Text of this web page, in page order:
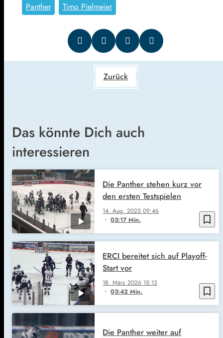
Panther
Timo Pielmeier
Zurück
Das könnte Dich auch
interessieren
bookmark_border
14. Aug. 202509:46
03:17 Min.
Die Panther stehen kurz vor
den ersten Testspielen
bookmark_border
18. März 2026 15:13
03:42 Min.
ERCI bereitet sich auf Playoff-
Start vor
Die Panther weiter auf